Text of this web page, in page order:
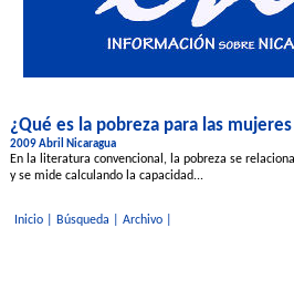
¿Qué es la pobreza para las
2009 Abril Nicaragua
En la literatura convencional, la pobreza se
y se mide calculando la capacidad...
Inicio| Búsqueda Archivo|